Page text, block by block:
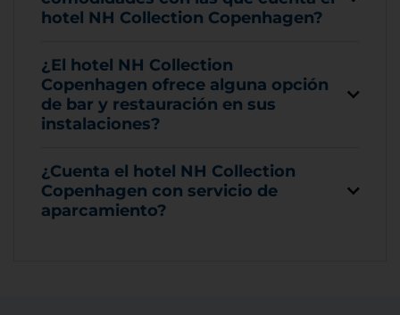
hotel NH Collection Copenhagen?
¿El hotel NH Collection
Copenhagen ofrece alguna opción
de bar y restauración en sus
instalaciones?
¿Cuenta el hotel NH Collection
Copenhagen con servicio de
aparcamiento?